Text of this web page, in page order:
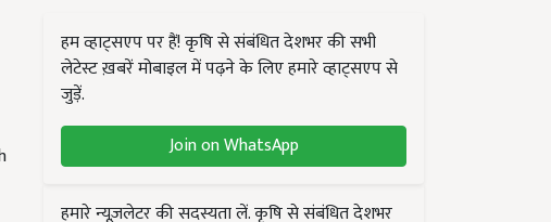
हम व्हाट्सएप पर हैं! कृषि से संबंधित देशभर की सभी
लेटेस्ट ख़बरें मोबाइल में पढ़ने के लिए हमारे व्हाट्सएप से
जुड़ें.
Join on WhatsApp
हमारे न्यूज़लेटर की सदस्यता लें. कृषि से संबंधित देशभर